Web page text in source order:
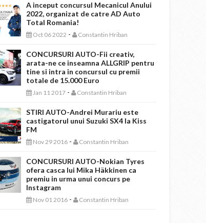
A inceput concursul Mecanicul Anului
2022, organizat de catre AD Auto
Total Romania!
Oct 06 2022 - Constantin Hriban
CONCURSURI AUTO-Fii creativ,
arata-ne ce inseamna ALLGRIP pentru
tine si intra in concursul cu premii
totale de 15.000 Euro
Jan 11 2017 - Constantin Hriban
STIRI AUTO-Andrei Murariu este
castigatorul unui Suzuki SX4 la Kiss
FM
Nov 29 2016 - Constantin Hriban
CONCURSURI AUTO-Nokian Tyres
ofera casca lui Mika Häkkinen ca
premiu in urma unui concurs pe
Instagram
Nov 01 2016 - Constantin Hriban